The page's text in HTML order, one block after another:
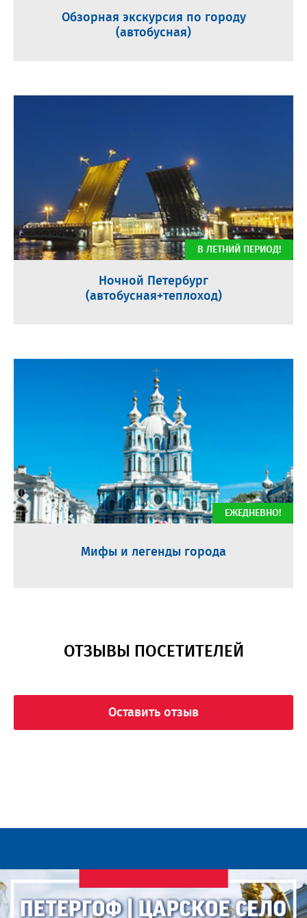
Обзорная экскурсия по городу
(автобусная)
Ночной Петербург
(автобусная+теплоход)
В ЛЕТНИЙ ПЕРИОД!
Мифы и легенды города
ЕЖЕДНЕВНО!
ОТЗЫВЫ ПОСЕТИТЕЛЕЙ
Оставить отзыв